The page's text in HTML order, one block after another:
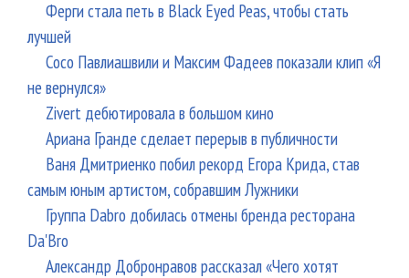
Ферги стала петь в Black Eyed Peas, чтобы стать
лучшей
Сосо Павлиашвили и Максим Фадеев показали клип «Я
не вернулся»
Zivert дебютировала в большом кино
Ариана Гранде сделает перерыв в публичности
Ваня Дмитриенко побил рекорд Егора Крида, став
самым юным артистом, собравшим Лужники
Группа Dabro добилась отмены бренда ресторана
Da'Bro
Александр Добронравов рассказал «Чего хотят